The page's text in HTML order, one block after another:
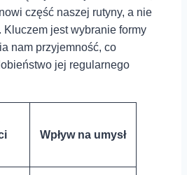
część naszej rutyny, a nie
Kluczem jest wybranie formy
nam przyjemność,⁢ co
jej regularnego
Wpływ na umysł